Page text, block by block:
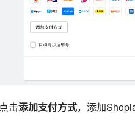
击添加支付方式，添加